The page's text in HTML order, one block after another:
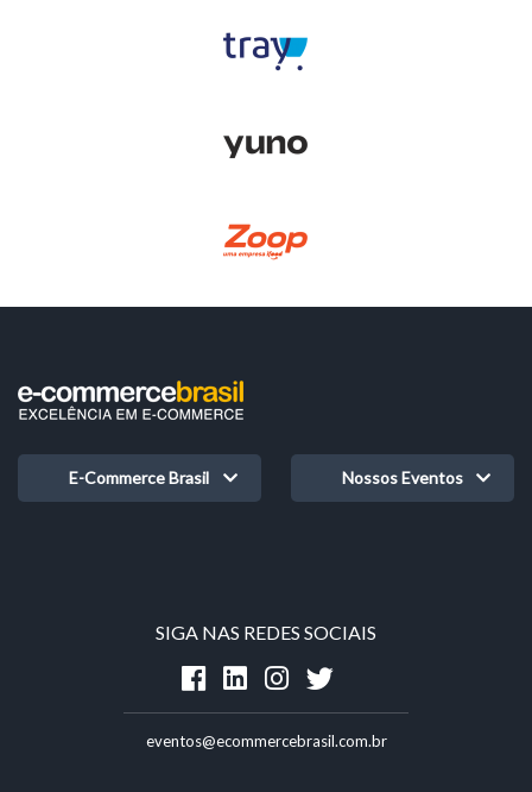
E-Commerce Brasil Nossos Eventos
SIGA NAS REDES SOCIAIS
eventos@ecommercebrasil.com.br